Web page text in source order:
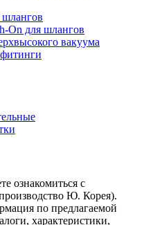
On для шлангов
вакуума
ознакомиться с
Ю. Корея).
по предлагаемой
характеристики,